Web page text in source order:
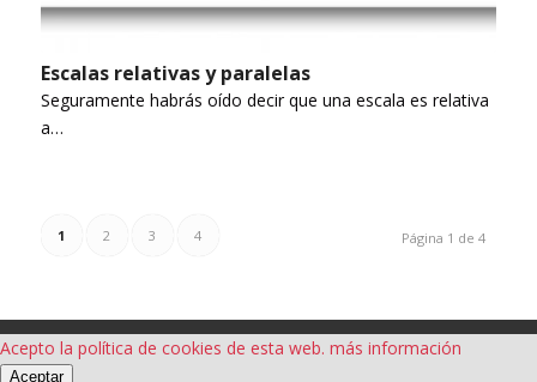
Escalas relativas y paralelas
Seguramente habrás oído decir que una escala es relativa
a…
Página 1 de 4
1 2 3 4
Acepto la política de cookies de esta web. más información
Aceptar